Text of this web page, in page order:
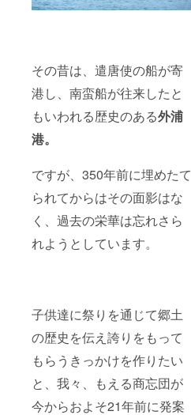
その昔は、遣唐使の船が寄
港し、南蛮船が往来したと
もいわれる歴史のある外浦
港。
ですが、350年前に埋めたて
られてからはその面影はな
く、過去の栄華は忘れさら
れようとしています。
子供達に祭りを通じて郷土
の歴史を伝え誇りをもって
もらうきっかけを作りたい
と、我々、もえる商忘団が
今からおよそ21年前に発案